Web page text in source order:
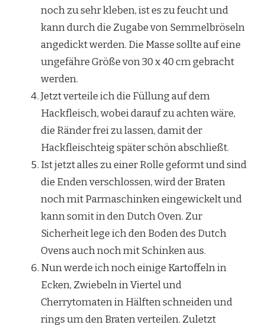
noch zu sehr kleben, ist es zu feucht und
kann durch die Zugabe von Semmelbröseln
angedickt werden. Die Masse sollte auf eine
ungefähre Größe von 30 x 40 cm gebracht
werden.
Jetzt verteile ich die Füllung auf dem
Hackfleisch, wobei darauf zu achten wäre,
die Ränder frei zu lassen, damit der
Hackfleischteig später schön abschließt.
Ist jetzt alles zu einer Rolle geformt und sind
die Enden verschlossen, wird der Braten
noch mit Parmaschinken eingewickelt und
kann somit in den Dutch Oven. Zur
Sicherheit lege ich den Boden des Dutch
Ovens auch noch mit Schinken aus.
Nun werde ich noch einige Kartoffeln in
Ecken, Zwiebeln in Viertel und
Cherrytomaten in Hälften schneiden und
rings um den Braten verteilen. Zuletzt